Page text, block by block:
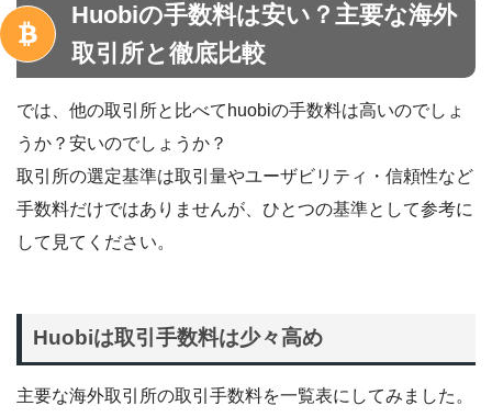
Huobiの手数料は安い？主要な海外
取引所と徹底比較
では、他の取引所と比べてhuobiの手数料は高いのでしょ
うか？安いのでしょうか？
取引所の選定基準は取引量やユーザビリティ・信頼性など
手数料だけではありませんが、ひとつの基準として参考に
して見てください。
Huobiは取引手数料は少々高め
主要な海外取引所の取引手数料を一覧表にしてみました。